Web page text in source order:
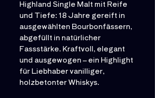
Highland Single Malt mit Reife
und Tiefe: 18 Jahre gereift in
ausgewählten Bourbonfässern,
abgefüllt in natürlicher
Fassstärke. Kraftvoll, elegant
und ausgewogen – ein Highlight
für Liebhaber vanilliger,
holzbetonter Whiskys.